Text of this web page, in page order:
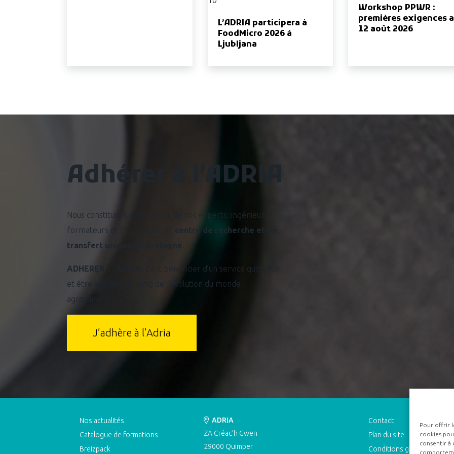
Pour offrir
cookies
consentir à
L’ADRIA participera à
FoodMicro 2026 à
Ljubljana
Workshop PPWR :
premières exigences
12 août 2026
Adhérer à l’ADRIA
Nous constituons avec l’appui de nos experts, ingénieurs,
formateurs et chercheurs, un
centre de recherche et de
transfert unique en Bretagne
ADHERER
, c’est bénéficier d’un service quotidien
et être au premier rang de l’évolution du monde
agroalimentaire !
J’adhère à l’Adria
Nos actualités
Catalogue de formations
Breizpack
ADRIA
ZA Créac’h Gwen
29000 Quimper
Contact
Plan du site
Conditions générales de